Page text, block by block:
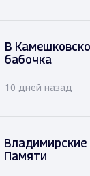
В
бабочка
10 дней назад
Владимирские
Памяти